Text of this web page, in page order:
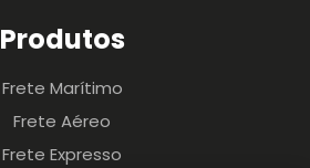
Produtos
Frete Marítimo
Frete Aéreo
Frete Expresso